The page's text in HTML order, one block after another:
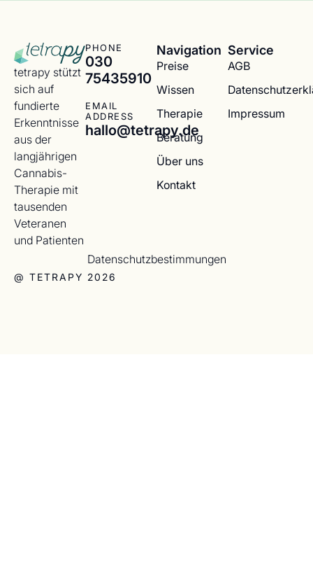
tetrapy stützt
sich auf
fundierte
Erkenntnisse
aus der
langjährigen
Cannabis-
Therapie mit
tausenden
Veteranen
und Patienten
PHONE
030
75435910
EMAIL
ADDRESS
hallo@tetrapy.de
Navigation
Preise
Wissen
Therapie
Beratung
Über uns
Kontakt
Service
AGB
Impressum
@ TETRAPY 2026
Datenschutzbestimmungen